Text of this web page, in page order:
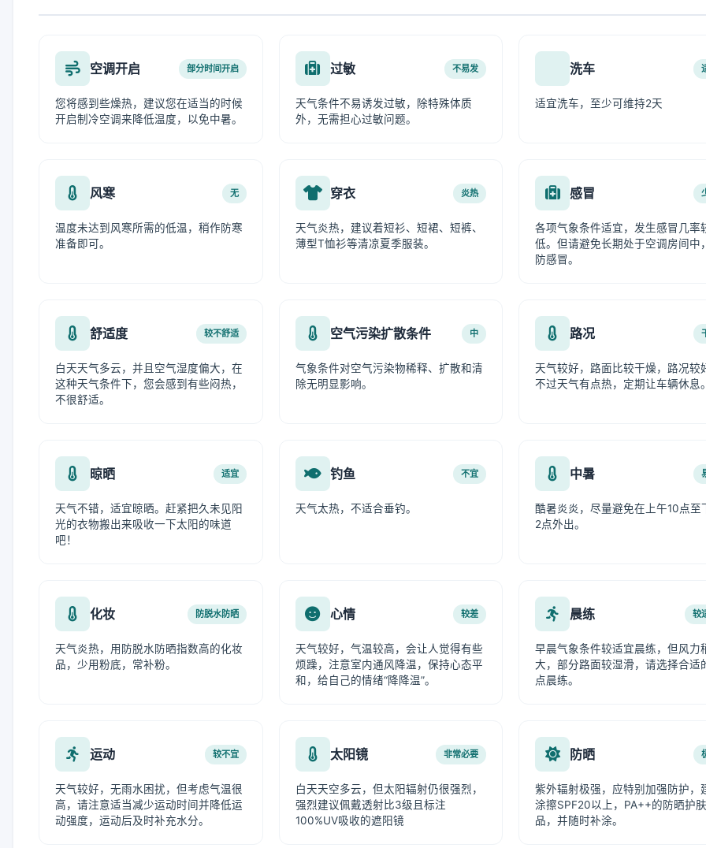
空调开启 部分时间开启
您将感到些燥热，建议您在适当的时候
开启制冷空调来降低温度，以免中暑。
过敏 不易发
天气条件不易诱发过敏，除特殊体质
外，无需担心过敏问题。
洗车
适宜洗车，至少可维持2天
风寒 无
温度未达到风寒所需的低温，稍作防寒
准备即可。
穿衣 炎热
天气炎热，建议着短衫、短裙、短裤、
薄型T恤衫等清凉夏季服装。
感冒
各项气象条件适宜，发生感冒几率
低。但请避免长期处于空调房间中
防感冒。
舒适度 较不舒适
白天天气多云，并且空气湿度偏大，在
这种天气条件下，您会感到有些闷热，
不很舒适。
空气污染扩散条件 中
气象条件对空气污染物稀释、扩散和清
除无明显影响。
路况
天气较好，路面比较干燥，路况较
不过天气有点热，定期让车辆休息
晾晒 适宜
天气不错，适宜晾晒。赶紧把久未见阳
光的衣物搬出来吸收一下太阳的味道
吧！
钓鱼 不宜
天气太热，不适合垂钓。
中暑
酷暑炎炎，尽量避免在上午10点至
2点外出。
化妆 防脱水防晒
天气炎热，用防脱水防晒指数高的化妆
品，少用粉底，常补粉。
心情 较差
天气较好，气温较高，会让人觉得有些
烦躁，注意室内通风降温，保持心态平
和，给自己的情绪“降降温”。
晨练 较
早晨气象条件较适宜晨练，但风力
大，部分路面较湿滑，请选择合适
点晨练。
运动 较不宜
天气较好，无雨水困扰，但考虑气温很
高，请注意适当减少运动时间并降低运
动强度，运动后及时补充水分。
太阳镜 非常必要
白天天空多云，但太阳辐射仍很强烈，
强烈建议佩戴透射比3级且标注
100%UV吸收的遮阳镜
防晒
紫外辐射极强，应特别加强防护，
涂擦SPF20以上，PA++的防晒护
品，并随时补涂。